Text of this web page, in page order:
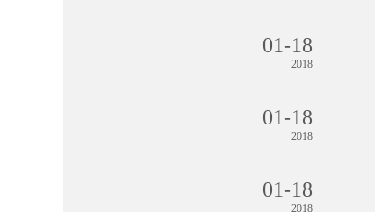
01-18
2018
01-18
2018
01-18
2018